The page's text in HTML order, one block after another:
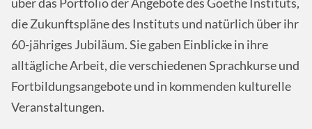
über das Portfolio der Angebote des Goethe Instituts,
die Zukunftspläne des Instituts und natürlich über ihr
60-jähriges Jubiläum. Sie gaben Einblicke in ihre
alltägliche Arbeit, die verschiedenen Sprachkurse und
Fortbildungsangebote und in kommenden kulturelle
Veranstaltungen.